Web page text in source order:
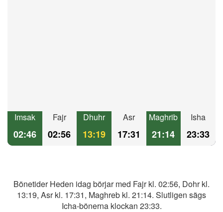
Imsak
02:46
Fajr
02:56
Dhuhr
13:19
Asr
17:31
Maghrib
21:14
Isha
23:33
Bönetider Heden idag börjar med Fajr kl. 02:56, Dohr kl.
13:19, Asr kl. 17:31, Maghreb kl. 21:14. Slutligen sägs
Icha-bönerna klockan 23:33.